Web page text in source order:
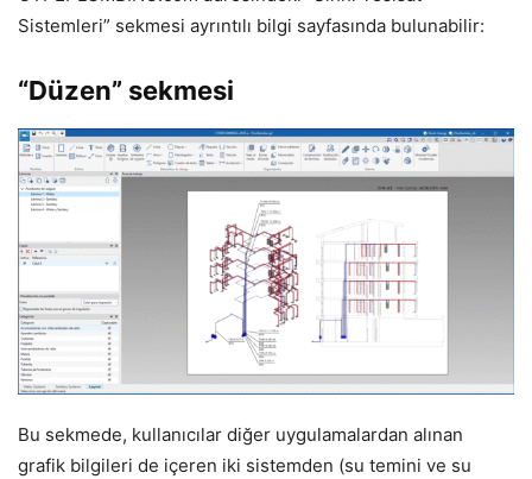
Sistemleri” sekmesi ayrıntılı bilgi sayfasında bulunabilir:
“Düzen” sekmesi
Bu sekmede, kullanıcılar diğer uygulamalardan alınan
grafik bilgileri de içeren iki sistemden (su temini ve su